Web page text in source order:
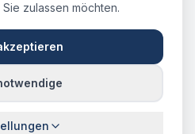
Flughafen
Festpreis ab
zulassen möchten.